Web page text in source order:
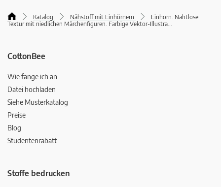
Katalog Nähstoff mit Einhörnern
Einhorn. Nahtlose
Textur mit niedlichen Märchenfiguren. Farbige Vektor-Illustra...
CottonBee
Wie fange ich an
Datei hochladen
Siehe Musterkatalog
Preise
Blog
Studentenrabatt
Stoffe bedrucken